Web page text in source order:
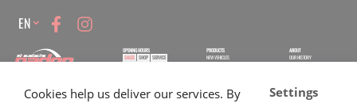
Language
EN
645 Rue Dubois, Saint-Eustache, QC J7P 3W1
1 866 333-2033
OPENING HOURS
SALES SHOP SERVICE
Tuesday
9:00 -
17:30
ABOUT
OUR HISTORY
CARRER
PRODUCTS
NEW VEHICLES
CLOTHING AND ACCESSORIES
Cookies help us deliver our services. By
Settings